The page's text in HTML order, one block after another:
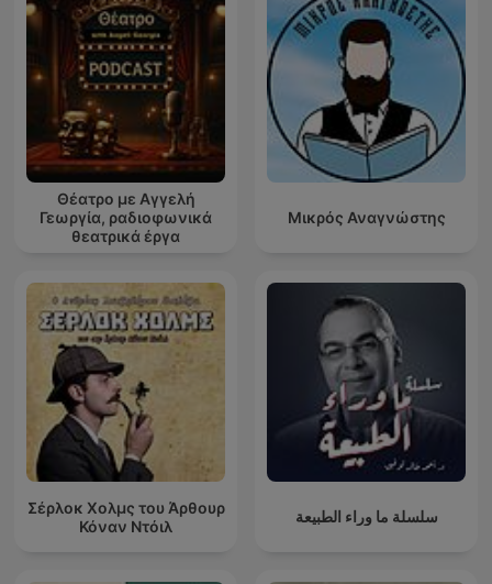
Θέατρο με Αγγελή
Γεωργία, ραδιοφωνικά
θεατρικά έργα
Μικρός Αναγνώστης
Σέρλοκ Χολμς του Άρθουρ
Κόναν Ντόιλ
سلسلة ما وراء الطبيعة